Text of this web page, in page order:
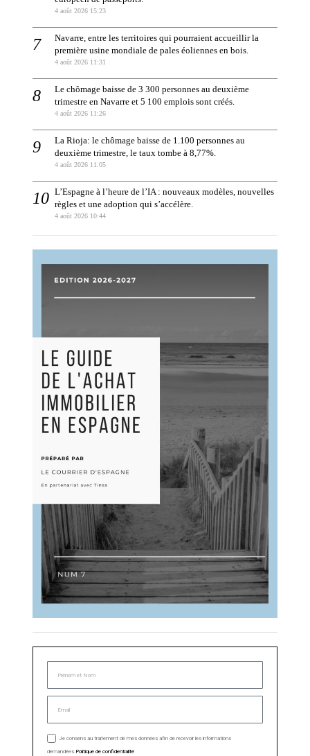
4 août 2026 15:23
Navarre, entre les territoires qui pourraient accueillir la
première usine mondiale de pales éoliennes en bois.
4 août 2026 11:31
Le chômage baisse de 3 300 personnes au deuxième
trimestre en Navarre et 5 100 emplois sont créés.
4 août 2026 11:26
La Rioja: le chômage baisse de 1.100 personnes au
deuxième trimestre, le taux tombe à 8,77%.
4 août 2026 11:05
L’Espagne à l’heure de l’IA : nouveaux modèles, nouvelles
règles et une adoption qui s’accélère.
4 août 2026 10:44
Je consens au traitement de mes données afin de recevoir les informations
demandées.Politique de confidentialité